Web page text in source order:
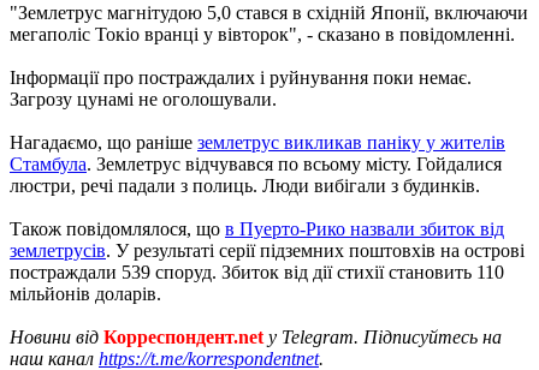
"Землетрус магнітудою 5,0 стався в східній Японії, включаючи
мегаполіс Токіо вранці у вівторок", - сказано в повідомленні.
Інформації про постраждалих і руйнування поки немає.
Загрозу цунамі не оголошували.
Нагадаємо, що раніше землетрус викликав паніку у жителів
Стамбула. Землетрус відчувався по всьому місту. Гойдалися
люстри, речі падали з полиць. Люди вибігали з будинків.
Також повідомлялося, що в Пуерто-Рико назвали збиток від
землетрусів. У результаті серії підземних поштовхів на острові
постраждали 539 споруд. Збиток від дії стихії становить 110
мільйонів доларів.
Новини від Корреспондент.net у Telegram. Підписуйтесь на
наш канал https://t.me/korrespondentnet.